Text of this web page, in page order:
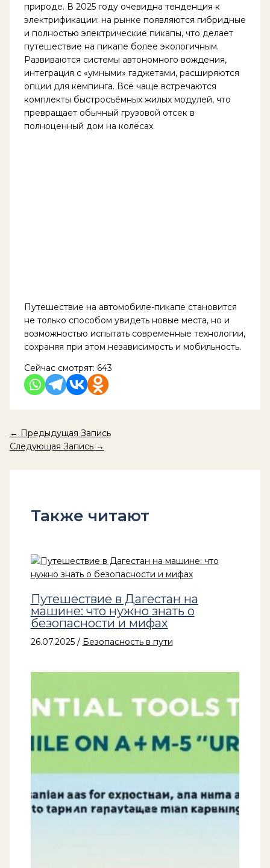
природе. В 2025 году очевидна тенденция к
электрификации: на рынке появляются гибридные
и полностью электрические пикапы, что делает
путешествие на пикапе более экологичным.
Развиваются системы автономного вождения,
интеграция с «умными» гаджетами, расширяются
опции для кемпинга. Всё чаще встречаются
комплекты быстросъёмных жилых модулей, что
превращает обычный грузовой отсек в
полноценный дом на колёсах.
Путешествие на автомобиле-пикапе становится
не только способом увидеть новые места, но и
возможностью испытать современные технологии,
сохраняя при этом независимость и мобильность.
Сейчас смотрят: 643
← Предыдущая Запись
Следующая Запись →
Также читают
Путешествие в Дагестан на
машине: что нужно знать о
безопасности и мифах
26.07.2025 / Безопасность в пути